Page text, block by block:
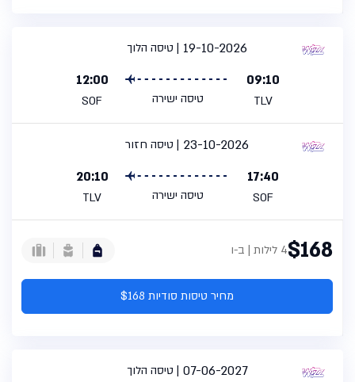
טיסה הלוך
19-10-2026
09:10
TLV טיסה ישירה
12:00
SOF
טיסה חזור
23-10-2026
17:40
SOF טיסה ישירה
20:10
TLV
$1684 לילות | ב-ו
מחיר טיסות סודיות $168
טיסה הלוך
07-06-2027